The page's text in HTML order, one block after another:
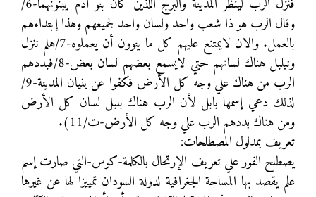
وقال الرب هو ذا شعب واحد ولسان واحد لجميعهم وهذا إبتداءهم
بالعمل. والان لايمتنع عليهم كل ما ينوون أن يعملوه-7/هلم ننزل
ونبلبل هناك لسانهم حتي لايسمع بعضهم لسان بعض-8/فبددهم
الرب من هناك علي وجه كل الأرض فكفوا عن بنيان المدينة-9/
لذلك دعي إسمها بابل لأن الرب هناك بلبل لسان كل الأرض
ومن هناك بددهم الرب علي وجه كل الأرض-ت/11).
تعريف بمدلول المصطلحات:
يصطلح الفور علي تعريف الإرتحال بالكلمة-كوس-التي صارت إسم
علم يقصد بها المساحة الجغرافية لدولة السودان تمييزا لها عن غيرها